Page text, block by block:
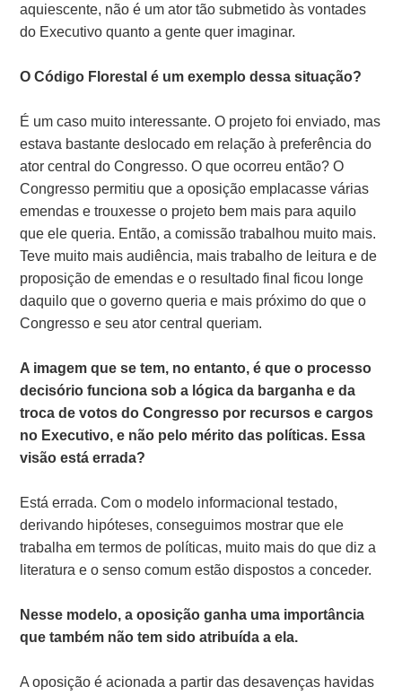
aquiescente, não é um ator tão submetido às vontades
do Executivo quanto a gente quer imaginar.
O Código Florestal é um exemplo dessa situação?
É um caso muito interessante. O projeto foi enviado, mas
estava bastante deslocado em relação à preferência do
ator central do Congresso. O que ocorreu então? O
Congresso permitiu que a oposição emplacasse várias
emendas e trouxesse o projeto bem mais para aquilo
que ele queria. Então, a comissão trabalhou muito mais.
Teve muito mais audiência, mais trabalho de leitura e de
proposição de emendas e o resultado final ficou longe
daquilo que o governo queria e mais próximo do que o
Congresso e seu ator central queriam.
A imagem que se tem, no entanto, é que o processo
decisório funciona sob a lógica da barganha e da
troca de votos do Congresso por recursos e cargos
no Executivo, e não pelo mérito das políticas. Essa
visão está errada?
Está errada. Com o modelo informacional testado,
derivando hipóteses, conseguimos mostrar que ele
trabalha em termos de políticas, muito mais do que diz a
literatura e o senso comum estão dispostos a conceder.
Nesse modelo, a oposição ganha uma importância
que também não tem sido atribuída a ela.
A oposição é acionada a partir das desavenças havidas